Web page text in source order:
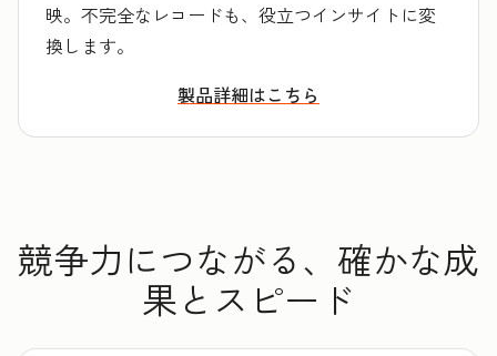
映。不完全なレコードも、役立つインサイトに変
換します。
製品詳細はこちら
競争力につながる、確かな成
果とスピード